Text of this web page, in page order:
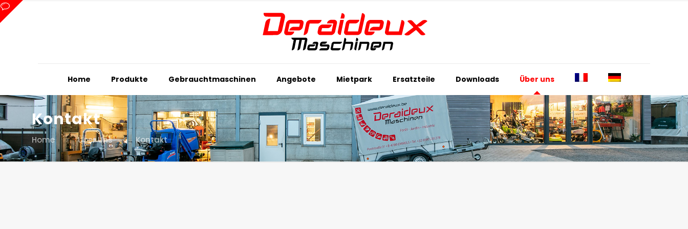
Home Produkte Gebrauchtmaschinen Angebote Mietpark Ersatzteile Downloads Über uns
Kontakt
Home Über Uns Kontakt